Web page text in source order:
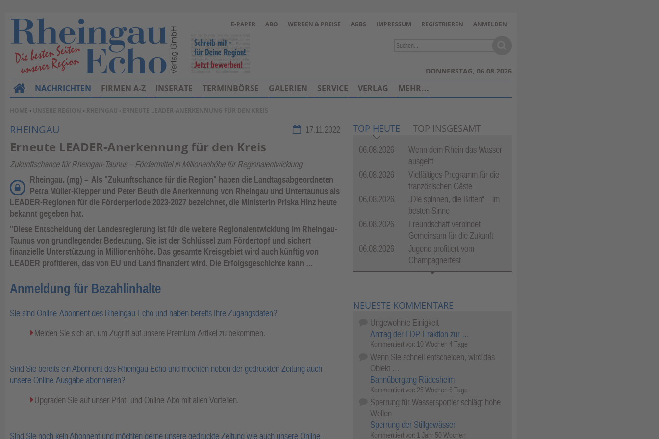
DONNERSTAG, 06.08.2026
E-PAPER ABO WERBEN & PREISE AGBS IMPRESSUM REGISTRIEREN ANMELDEN
SIE BEFINDEN SICH HIER:
HOME › UNSERE REGION › RHEINGAU › ERNEUTE LEADER-ANERKENNUNG FÜR DEN KREIS
RHEINGAU 17.11.2022
Erneute LEADER-Anerkennung für den Kreis
Zukunftschance für Rheingau-Taunus – Fördermittel in Millionenhöhe für Regionalentwicklung
Rheingau. (mg) – Als "Zukunftschance für die Region" haben die Landtagsabgeordneten
Petra Müller-Klepper und Peter Beuth die Anerkennung von Rheingau und Untertaunus als
LEADER-Regionen für die Förderperiode 2023-2027 bezeichnet, die Ministerin Priska Hinz heute
bekannt gegeben hat.
"Diese Entscheidung der Landesregierung ist für die weitere Regionalentwicklung im Rheingau-
Taunus von grundlegender Bedeutung. Sie ist der Schlüssel zum Fördertopf und sichert
finanzielle Unterstützung in Millionenhöhe. Das gesamte Kreisgebiet wird auch künftig von
LEADER profitieren, das von EU und Land finanziert wird. Die Erfolgsgeschichte kann …
Anmeldung für Bezahlinhalte
Sie sind Online-Abonnent des Rheingau Echo und haben bereits Ihre Zugangsdaten?
Melden Sie sich an, um Zugriff auf unsere Premium-Artikel zu bekommen.
Sind Sie bereits ein Abonnent des Rheingau Echo und möchten neben der gedruckten Zeitung auch
unsere Online-Ausgabe abonnieren?
Upgraden Sie auf unser Print- und Online-Abo mit allen Vorteilen.
Sind Sie noch kein Abonnent und möchten gerne unsere gedruckte Zeitung wie auch unsere Online-
TOP HEUTE TOP INSGESAMT
06.08.2026
Wenn dem Rhein das Wasser
ausgeht
06.08.2026
Vielfältiges Programm für die
französischen Gäste
06.08.2026
„Die spinnen, die Briten“ – im
besten Sinne
06.08.2026
Freundschaft verbindet –
Gemeinsam für die Zukunft
06.08.2026
Jugend profitiert vom
Champagnerfest
NEUESTE KOMMENTARE
Ungewohnte Einigkeit
Antrag der FDP-Fraktion zur …
Kommentiert vor: 10 Wochen 4 Tage
Wenn Sie schnell entscheiden, wird das
Objekt …
Bahnübergang Rüdesheim
Kommentiert vor: 25 Wochen 6 Tage
Sperrung für Wassersportler schlägt hohe
Wellen
Sperrung der Stillgewässer
Kommentiert vor: 1 Jahr 50 Wochen
H
o
m
e
NACHRICHTEN FIRMEN A-Z INSERATE TERMINBÖRSE GALERIEN SERVICE VERLAG MEHR…